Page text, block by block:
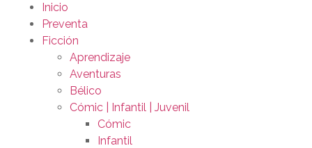
Inicio
Preventa
Ficción
Aprendizaje
Aventuras
Bélico
Cómic | Infantil | Juvenil
Cómic
Infantil